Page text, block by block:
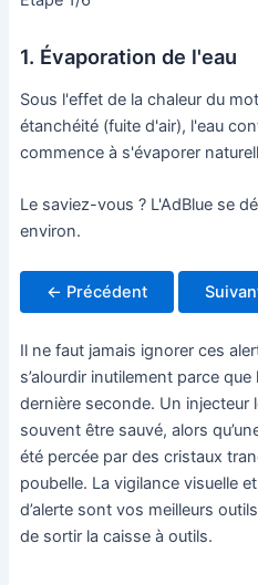
1. Évaporation de l'eau
Sous l'effet de la chaleur du
étanchéité (fuite d'air), l'eau
commence à s'évaporer
Le saviez-vous ? L'AdBlue se
environ.
← Précédent
Il ne faut jamais ignorer ces
s’alourdir inutilement parce
dernière seconde. Un injecteur
souvent être sauvé, alors
été percée par des cristaux
poubelle. La vigilance visuelle
d’alerte sont vos meilleurs
de sortir la caisse à outils.